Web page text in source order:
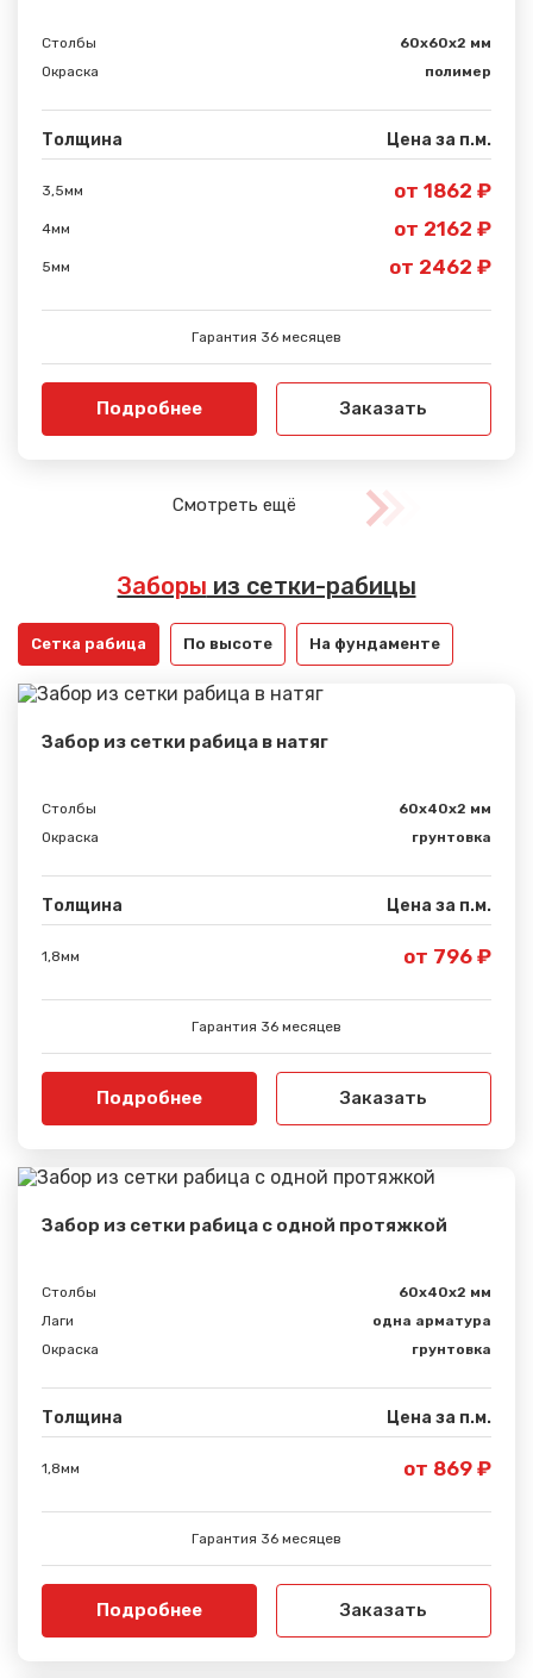
Столбы
60х60х2 мм
Окраска
полимер
Толщина Цена за п.м.
3,5мм от 1862 ₽
4мм от 2162 ₽
5мм от 2462 ₽
Гарантия 36 месяцев
Подробнее Заказать
Смотреть ещё
Заборы из сетки-рабицы
Сетка рабица По высоте На фундаменте
Забор из сетки рабица в натяг
Столбы
60х40х2 мм
Окраска
грунтовка
Толщина Цена за п.м.
1,8мм от 796 ₽
Гарантия 36 месяцев
Подробнее Заказать
Забор из сетки рабица с одной протяжкой
Столбы
60х40х2 мм
Лаги
одна арматура
Окраска
грунтовка
Толщина Цена за п.м.
1,8мм от 869 ₽
Гарантия 36 месяцев
Подробнее Заказать